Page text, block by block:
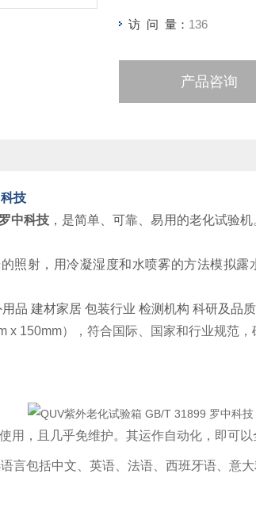
访 问 量： 136
产品咨询
技
中科技，是简单、可靠、易用的老化试验
照射，用冷凝湿度和水喷雾的方法模拟
品 建材家居 包装行业 检测机构 科研及品
x 150mm），符合国际、国家和行业规范，
用，且几乎免维护。其运作自动化，即可以
言包括中文、英语、法语、西班牙语、意大